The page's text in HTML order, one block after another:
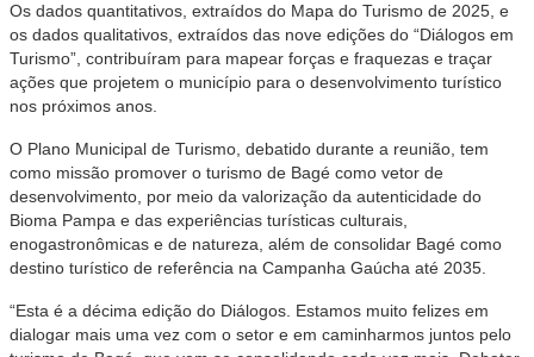
Os dados quantitativos, extraídos do Mapa do Turismo de 2025, e
os dados qualitativos, extraídos das nove edições do “Diálogos em
Turismo”, contribuíram para mapear forças e fraquezas e traçar
ações que projetem o município para o desenvolvimento turístico
nos próximos anos.
O Plano Municipal de Turismo, debatido durante a reunião, tem
como missão promover o turismo de Bagé como vetor de
desenvolvimento, por meio da valorização da autenticidade do
Bioma Pampa e das experiências turísticas culturais,
enogastronômicas e de natureza, além de consolidar Bagé como
destino turístico de referência na Campanha Gaúcha até 2035.
“Esta é a décima edição do Diálogos. Estamos muito felizes em
dialogar mais uma vez com o setor e em caminharmos juntos pelo